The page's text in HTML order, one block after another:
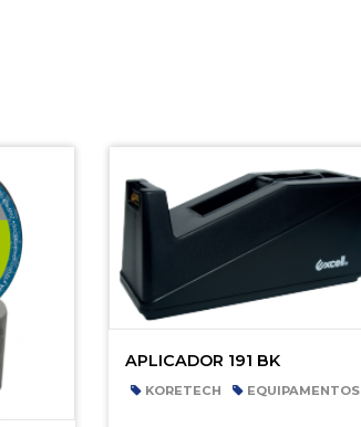
APLICADOR 191 BK
KORETECH EQUIPAMENTOS